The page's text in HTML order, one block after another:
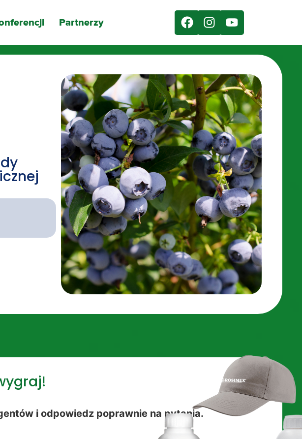
Partnerzy
i odpowiedz poprawnie na pytania.